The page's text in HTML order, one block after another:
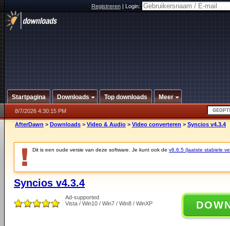
Registreren|Login:
Startpagina Downloads Top downloads Meer
8/7/2026 4:30:15 PM
AfterDawn > Downloads > Video & Audio > Video converteren > Syncios v4.3.4
Dit is een oude versie van deze software. Je kunt ook de v6.6.5 (laatste stabiele
Syncios v4.3.4
Ad-supported
Vista / Win10 / Win7 / Win8 / WinXP